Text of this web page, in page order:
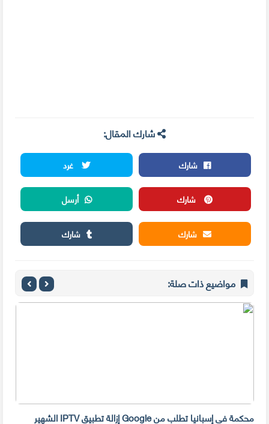
شارك المقال:
شارك
غرد
شارك
أرسل
شارك
شارك
مواضيع ذات صلة:
محكمة في إسبانيا تطلب من Google إزالة تطبيق IPTV الشهير